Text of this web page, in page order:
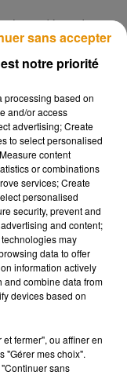
Indépendante,
Hiboux et Magelis
Place New York
Leclerc Chauvin,
départ place
(en cours de
« Les
vers le
notre priorité
processing based on
and/or access
advertising; Create
to select personalised
content
or combinations
services; Create
personalised
security, prevent and
and content;
may
data to offer
information actively
and combine data from
devices based on
fermer", ou affiner en
"Gérer mes choix".
sans
sans accepter